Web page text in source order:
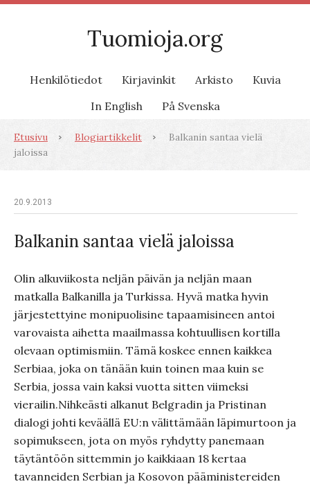
Tuomioja.org
Henkilötiedot Kirjavinkit Arkisto
Kuvia
In English
På Svenska
Etusivu Blogiartikkelit
Balkanin santaa vielä
jaloissa
20.9.2013
Balkanin santaa vielä jaloissa
Olin alkuviikosta neljän päivän ja neljän maan
matkalla Balkanilla ja Turkissa. Hyvä matka hyvin
järjestettyine monipuolisine tapaamisineen antoi
varovaista aihetta maailmassa kohtuullisen kortilla
olevaan optimismiin. Tämä koskee ennen kaikkea
Serbiaa, joka on tänään kuin toinen maa kuin se
Serbia, jossa vain kaksi vuotta sitten viimeksi
vierailin.Nihkeästi alkanut Belgradin ja Pristinan
dialogi johti keväällä EU:n välittämään läpimurtoon ja
sopimukseen, jota on myös ryhdytty panemaan
täytäntöön sittemmin jo kaikkiaan 18 kertaa
tavanneiden Serbian ja Kosovon pääministereiden